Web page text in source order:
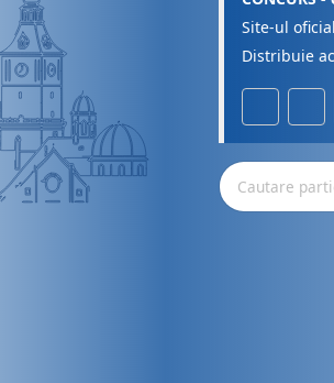
Site-ul
Distribuie